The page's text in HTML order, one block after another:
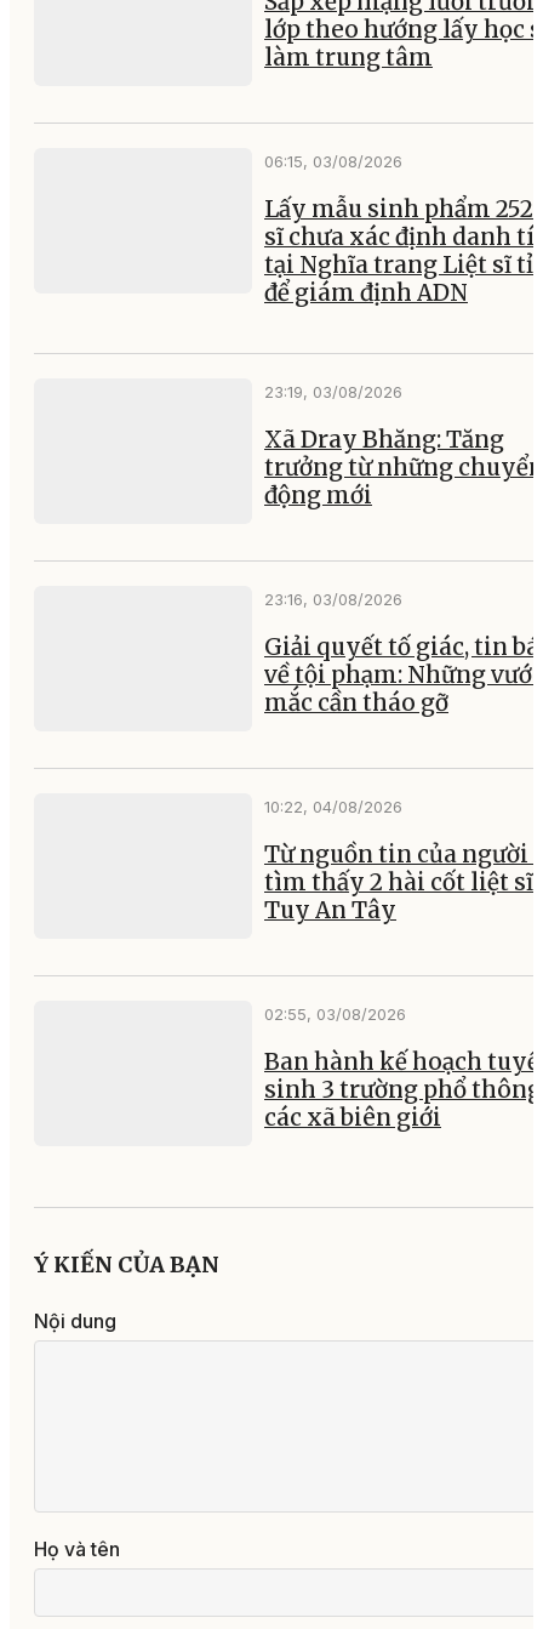
lớp theo hướng lấy học
làm trung tâm
06:15, 03/08/2026
Lấy mẫu sinh phẩm 252
sĩ chưa xác định danh
tại Nghĩa trang Liệt sĩ
để giám định ADN
23:19, 03/08/2026
Xã Dray Bhăng: Tăng
trưởng từ những chuyển
động mới
23:16, 03/08/2026
Giải quyết tố giác, tin
về tội phạm: Những
mắc cần tháo gỡ
10:22, 04/08/2026
Từ nguồn tin của người
tìm thấy 2 hài cốt liệt sĩ
Tuy An Tây
02:55, 03/08/2026
Ban hành kế hoạch
sinh 3 trường phổ
các xã biên giới
Ý KIẾN CỦA BẠN
Nội dung
Họ và tên